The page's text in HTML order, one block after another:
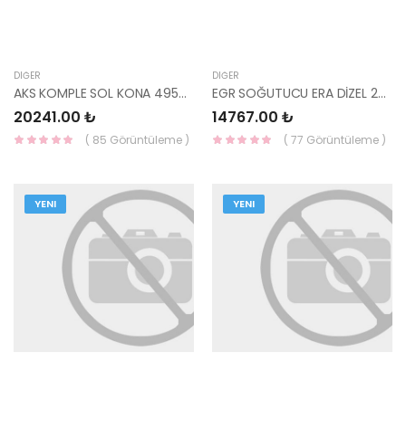
DIĞER
AKS KOMPLE SOL KONA 49500-J9400-HMC
20241.00 ₺
( 85 Görüntüleme )
DIĞER
EGR SOĞUTUCU ERA DİZEL 28416-2A410 HMC
14767.00 ₺
( 77 Görüntüleme )
YENI YENI